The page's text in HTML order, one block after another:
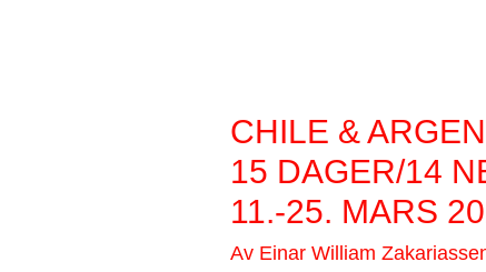
CHILE &
15 DAGER/14
11.-25. MARS
Av Einar William
CHILE
&
VINGÅRDER,
TANGO
OG
15